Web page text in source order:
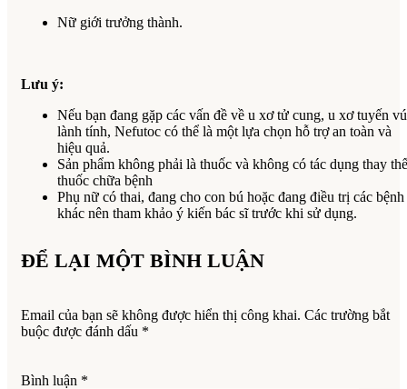
Nữ giới trưởng thành.
Lưu ý:
Nếu bạn đang gặp các vấn đề về u xơ tử cung, u xơ tuyến vú
lành tính, Nefutoc có thể là một lựa chọn hỗ trợ an toàn và
hiệu quả.
Sản phẩm không phải là thuốc và không có tác dụng thay thế
thuốc chữa bệnh
Phụ nữ có thai, đang cho con bú hoặc đang điều trị các bệnh
khác nên tham khảo ý kiến bác sĩ trước khi sử dụng.
ĐỂ LẠI MỘT BÌNH LUẬN
Email của bạn sẽ không được hiển thị công khai. Các trường bắt
buộc được đánh dấu *
Bình luận *